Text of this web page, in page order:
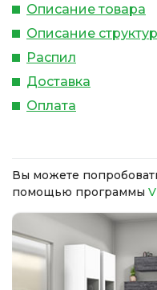
Описание товара
Описание
Распил
Доставка
Оплата
Вы можете
помощью программы